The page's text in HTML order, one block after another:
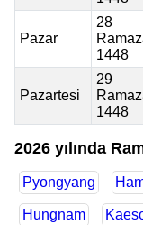
Pazar
28
1448
Pazartesi
29
1448
2026 yılında
Pyongyang
Hungnam